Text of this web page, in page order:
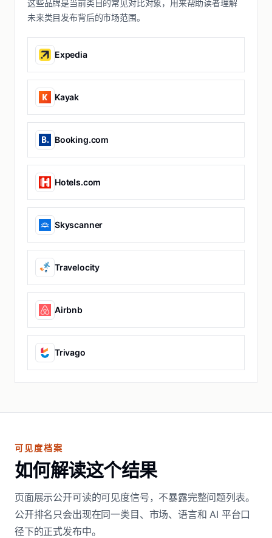
这些品牌是当前类目的常见对比对象，用来帮助读者理解
未来类目发布背后的市场范围。
Expedia
Kayak
Booking.com
Hotels.com
Skyscanner
Travelocity
Airbnb
Trivago
可见度档案
如何解读这个结果
页面展示公开可读的可见度信号，不暴露完整问题列表。
公开排名只会出现在同一类目、市场、语言和 AI 平台口
径下的正式发布中。